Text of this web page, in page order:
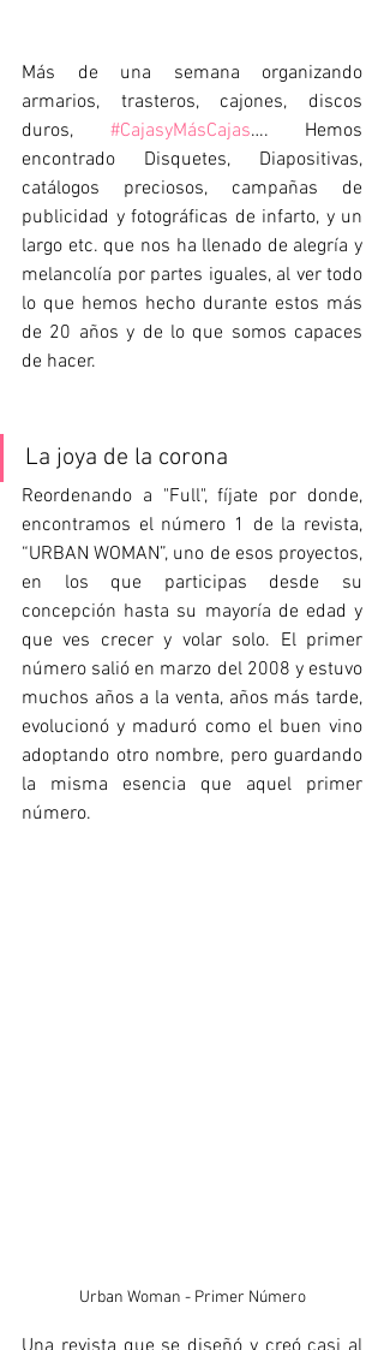
Más de una semana organizando
armarios, trasteros, cajones, discos
duros, #CajasyMásCajas…. Hemos
encontrado Disquetes, Diapositivas,
catálogos preciosos, campañas de
publicidad y fotográficas de infarto, y un
largo etc. que nos ha llenado de alegría y
melancolía por partes iguales, al ver todo
lo que hemos hecho durante estos más
de 20 años y de lo que somos capaces
de hacer.
La joya de la corona
Reordenando a "Full", fíjate por donde,
encontramos el número 1 de la revista,
“URBAN WOMAN”, uno de esos proyectos,
en los que participas desde su
concepción hasta su mayoría de edad y
que ves crecer y volar solo. El primer
número salió en marzo del 2008 y estuvo
muchos años a la venta, años más tarde,
evolucionó y maduró como el buen vino
adoptando otro nombre, pero guardando
la misma esencia que aquel primer
número.
Urban Woman - Primer Número